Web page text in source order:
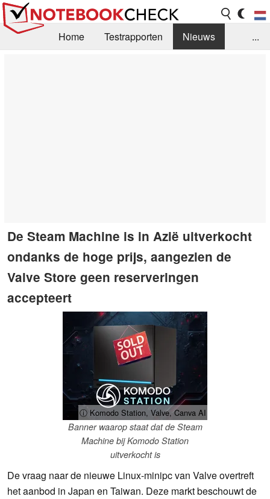
Home Testrapporten
Nieuws
...
De Steam Machine is in Azië uitverkocht
ondanks de hoge prijs, aangezien de
Valve Store geen reserveringen
accepteert
ⓘ Komodo Station, Valve, Canva AI
Banner waarop staat dat de Steam
Machine bij Komodo Station
uitverkocht is
De vraag naar de nieuwe Linux-minipc van Valve overtreft
het aanbod in Japan en Taiwan. Deze markt beschouwt de